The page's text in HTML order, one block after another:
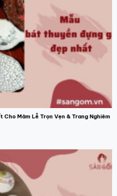
Mâm Lễ Trọn Vẹn & Trang Nghiêm